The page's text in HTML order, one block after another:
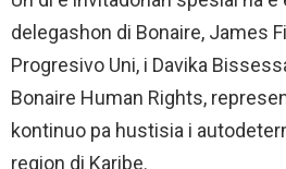
delegashon di Bonaire, James
Progresivo Uni, i Davika
Bonaire Human Rights,
kontinuo pa hustisia i
region di Karibe.